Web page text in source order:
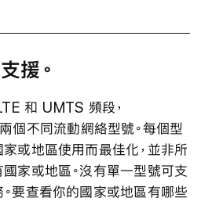
援。
和 UMTS 頻段，
不同流動網絡型號。每個型
或地區使用而最佳化，並非所
家或地區。沒有單一型號可支
要查看你的國家或地區有哪些